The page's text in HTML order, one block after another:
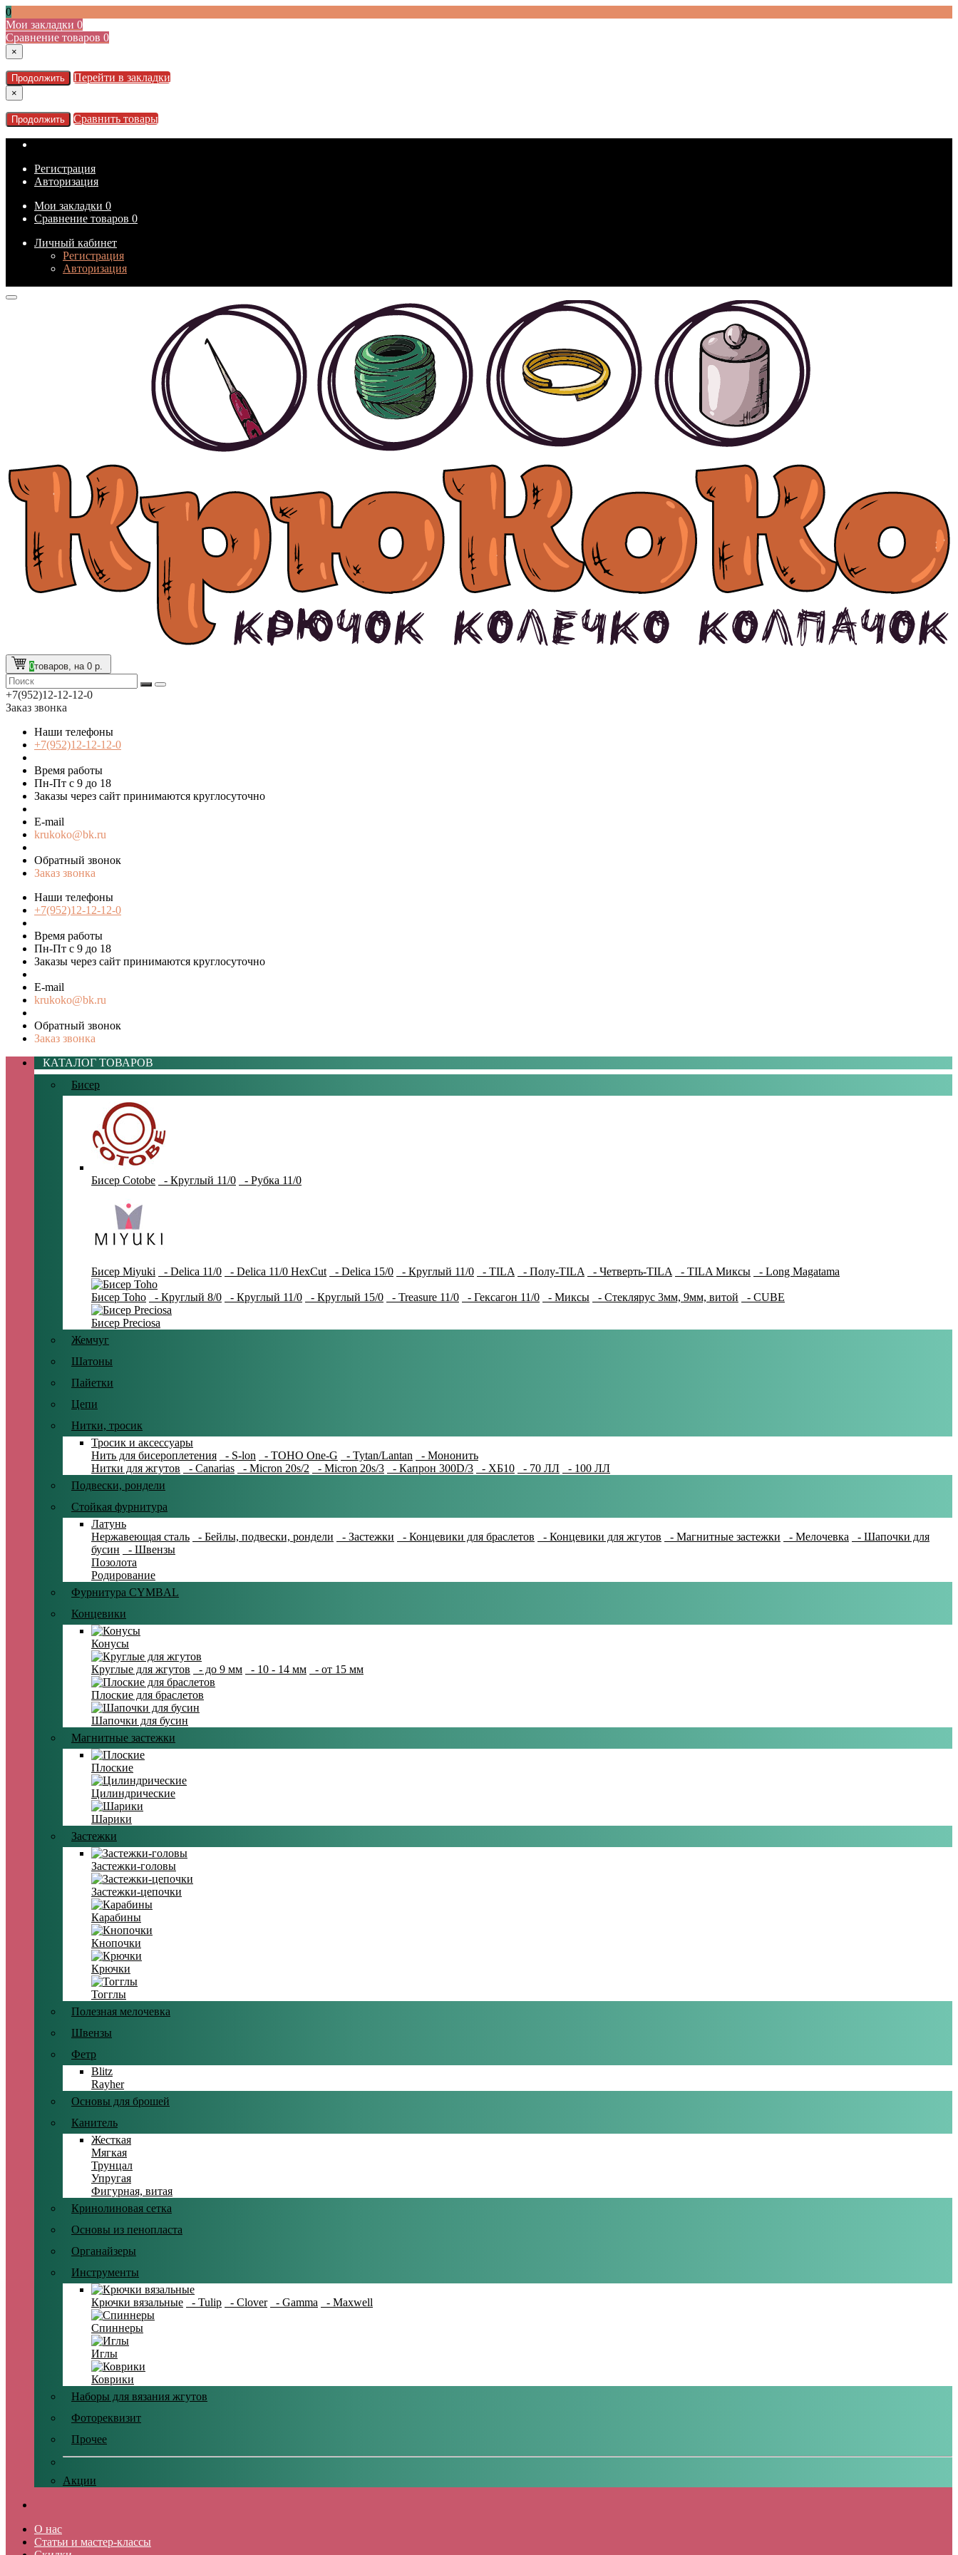
0
Мои закладки 0
Сравнение товаров 0
×
Продолжить Перейти в закладки
×
Продолжить Сравнить товары
Регистрация
Авторизация
Мои закладки 0
Сравнение товаров 0
Личный кабинет
Регистрация
Авторизация
0товаров, на 0 р.
+7(952)12-12-12-0
Заказ звонка
Наши телефоны
+7(952)12-12-12-0
Время работы
Пн-Пт с 9 до 18
Заказы через сайт принимаются круглосуточно
E-mail
krukoko@bk.ru
Обратный звонок
Заказ звонка
Наши телефоны
+7(952)12-12-12-0
Время работы
Пн-Пт с 9 до 18
Заказы через сайт принимаются круглосуточно
E-mail
krukoko@bk.ru
Обратный звонок
Заказ звонка
КАТАЛОГ ТОВАРОВ
Бисер
Бисер Cotobe - Круглый 11/0 - Рубка 11/0
Бисер Miyuki - Delica 11/0 - Delica 11/0 HexCut - Delica 15/0 - Круглый 11/0 - TILA - Полу-TILA - Четверть-TILA - TILA Миксы - Long Magatama
Бисер Toho - Круглый 8/0 - Круглый 11/0 - Круглый 15/0 - Treasure 11/0 - Гексагон 11/0 - Миксы - Стеклярус 3мм, 9мм, витой - CUBE
Бисер Preciosa
Жемчуг
Шатоны
Пайетки
Цепи
Нитки, тросик
Тросик и аксессуары
Нить для бисероплетения
- S-lon - TOHO One-G - Tytan/Lantan
- Мононить
Нитки для жгутов
- Canarias - Micron 20s/2 - Micron 20s/3 - Капрон 300D/3 - ХБ10 - 70 ЛЛ
- 100 ЛЛ
Подвески, рондели
Стойкая фурнитура
Латунь
Нержавеющая сталь
- Бейлы, подвески, рондели - Застежки - Концевики для браслетов - Концевики для жгутов - Магнитные застежки - Мелочевка
- Шапочки для
бусин
- Швензы
Позолота
Родирование
Фурнитура CYMBAL
Концевики
Конусы
Круглые для жгутов - до 9 мм - 10 - 14 мм - от 15 мм
Плоские для браслетов
Шапочки для бусин
Магнитные застежки
Плоские
Цилиндрические
Шарики
Застежки
Застежки-головы
Застежки-цепочки
Карабины
Кнопочки
Крючки
Тогглы
Полезная мелочевка
Швензы
Фетр
Blitz
Rayher
Основы для брошей
Канитель
Жесткая
Мягкая
Трунцал
Упругая
Фигурная, витая
Кринолиновая сетка
Основы из пенопласта
Органайзеры
Инструменты
Крючки вязальные - Tulip - Clover - Gamma - Maxwell
Спиннеры
Иглы
Коврики
Наборы для вязания жгутов
Фотореквизит
Прочее
Акции
О нас
Статьи и мастер-классы